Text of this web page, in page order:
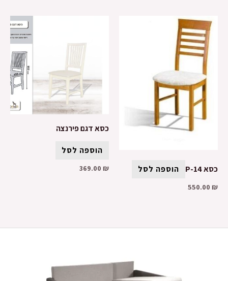
כסא P-14 הוספה לסל
550.00 ₪
כסא דגם פירנצה
הוספה לסל
369.00 ₪